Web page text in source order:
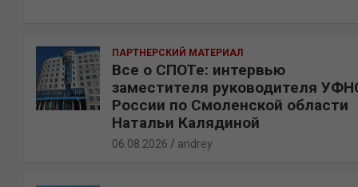
ПАРТНЕРСКИЙ МАТЕРИАЛ
Все о СПОТе: интервью
заместителя руководителя
России по Смоленской области
Натальи Калядиной
06.08.2026 andrey